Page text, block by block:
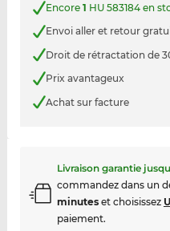
Encore 1 HU 583184 en
Envoi aller et retour
Droit de rétractation de
Prix avantageux
Achat sur facture
Livraison garantie
commandez dans un
minuteset choisissez
paiement.